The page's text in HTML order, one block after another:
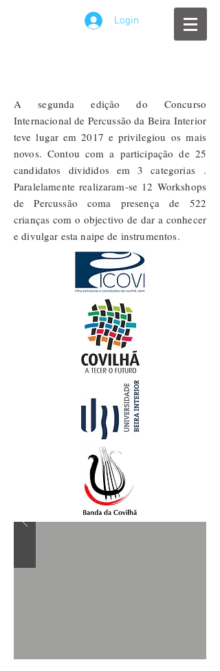
Login
A segunda edição do Concurso
Internacional de Percussão da Beira Interior
teve lugar em 2017 e privilegiou os mais
novos. Contou com a participação de 25
candidatos divididos em 3 categorias.
Paralelamente realizaram-se 12 Workshops
de Percussão coma presença de 522
crianças com o objectivo de dar a conhecer
e divulgar esta naipe de instrumentos.